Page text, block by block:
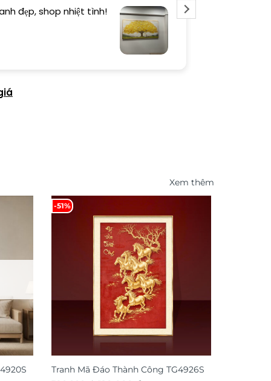
đẹp, shop nhiệt tình!
Xem thêm
-51%
Tranh Mã Đáo Thành Công TG4926S